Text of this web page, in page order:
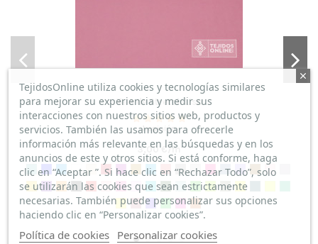
Tela de Stretch Liso
1 opinión
3,00 €/m
TejidosOnline utiliza cookies y tecnologías similares
para mejorar su experiencia y medir sus
interacciones con nuestros sitios web, productos y
servicios. También las usamos para ofrecerle
información más relevante en las búsquedas y en los
anuncios de este y otros sitios. Si está conforme, haga
clic en “Aceptar ”. Si hace clic en “Rechazar Todo”, solo
se utilizarán las cookies que sean estrictamente
necesarias. También puede personalizar sus opciones
haciendo clic en “Personalizar cookies”.
Política de cookies Personalizar cookies